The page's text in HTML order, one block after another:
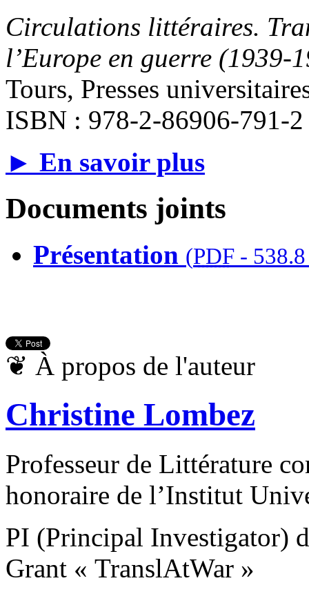
Circulations littéraires.
l’Europe en guerre (1939-
Tours, Presses
ISBN : 978-2-86906-791-2
► En savoir plus
Documents joints
Présentation (PDF -
❦ À propos de l'auteur
Christine Lombez
Professeur de Littérature
honoraire de l’Institut
PI (Principal Investigator)
Grant « TranslAtWar »